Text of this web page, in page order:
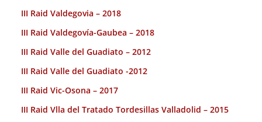
III Raid Valdegovia – 2018
III Raid Valdegovía-Gaubea – 2018
III Raid Valle del Guadiato – 2012
III Raid Valle del Guadiato -2012
III Raid Vic-Osona – 2017
III Raid Vlla del Tratado Tordesillas Valladolid – 2015